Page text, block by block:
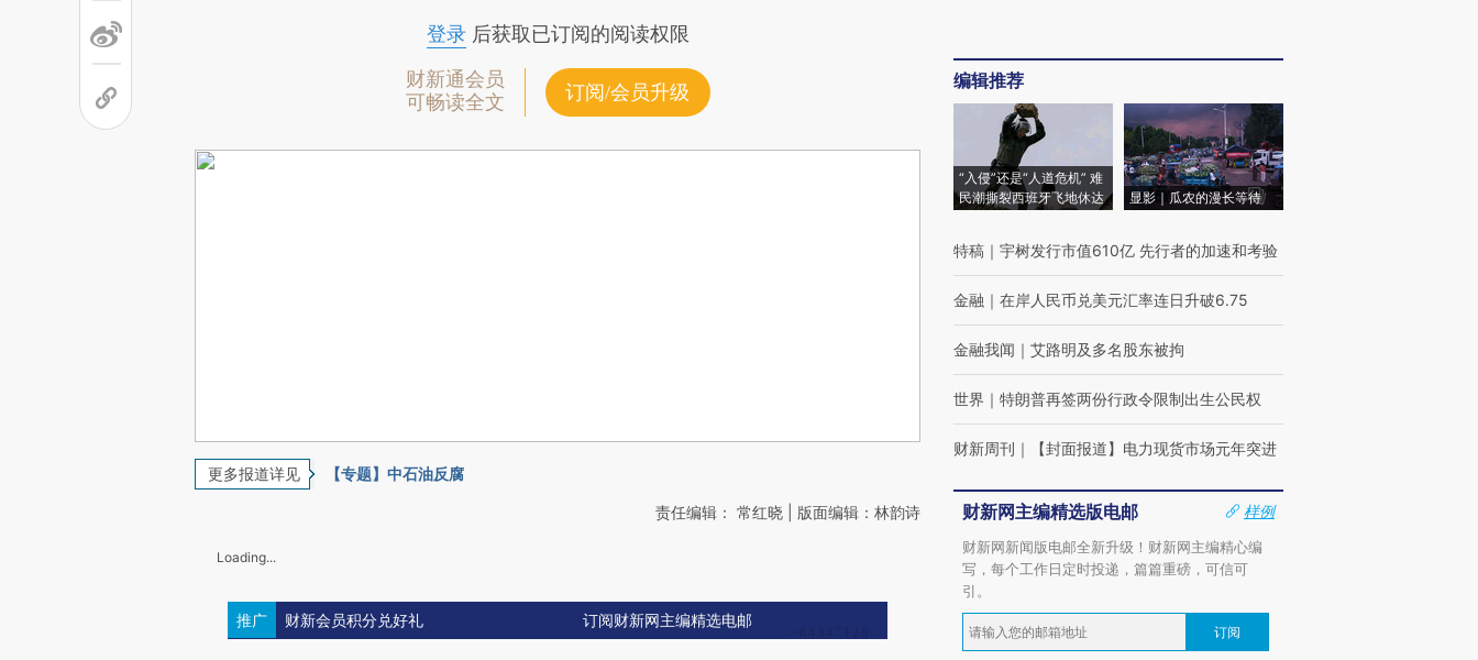
登录后获取已订阅的阅读权限
财新通会员
可畅读全文
订阅/会员升级
更多报道详见 【专题】中石油反腐
责任编辑： 常红晓 | 版面编辑：林韵诗
Loading...
推广 财新会员积分兑好礼 订阅财新网主编精选电邮
编辑推荐
“入侵”还是“人道危机” 难
民潮撕裂西班牙飞地休达
显影｜瓜农的漫长等待
特稿 ｜ 宇树发行市值610亿 先行者的加速和考验
金融 ｜ 在岸人民币兑美元汇率连日升破6.75
金融我闻 ｜ 艾路明及多名股东被拘
世界 ｜ 特朗普再签两份行政令限制出生公民权
财新周刊 ｜ 【封面报道】电力现货市场元年突进
财新网主编精选版电邮
样例
财新网新闻版电邮全新升级！财新网主编精心编
写，每个工作日定时投递，篇篇重磅，可信可
引。
订阅